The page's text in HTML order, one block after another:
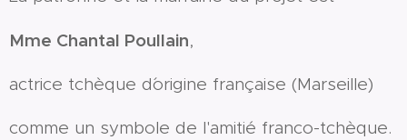
Mme Chantal Poullain,
actrice tchèque d´origine française (Marseille)
comme un symbole de l'amitié franco-tchèque.